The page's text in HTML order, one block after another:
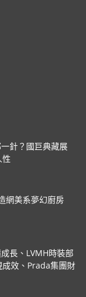
針？國巨典藏展
性
網美系夢幻廚房
長、LVMH時裝部
效、Prada集團財